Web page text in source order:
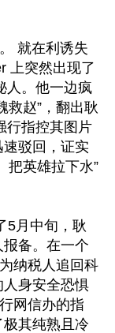
就在利诱失
上突然出现了
人。他一边疯
救赵”，翻出耿
行指控其图片
驳回，证实
把英雄拉下水”
5月中旬，耿
备。在一个
纳税人追回科
身安全恐惧
网信办的指
其纯熟且冷